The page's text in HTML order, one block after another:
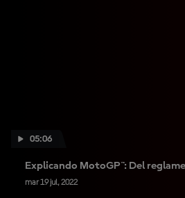
05:06
Explicando MotoGP™: Del
mar 19 jul, 2022